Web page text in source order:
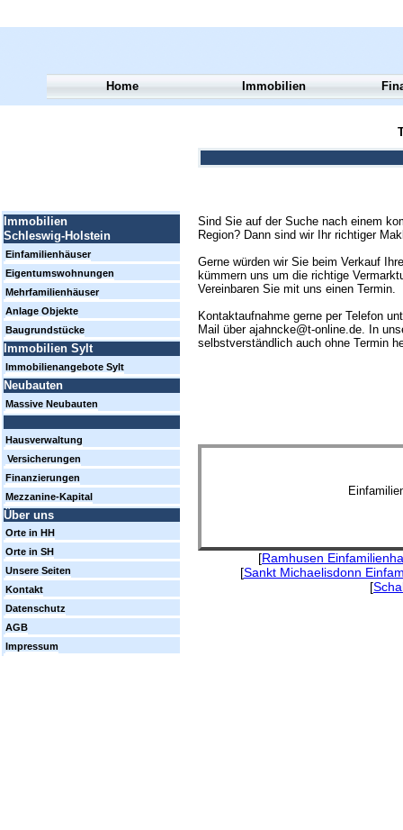
Sind Sie auf der Suche nach einem
Region? Dann sind wir Ihr richtiger
Gerne würden wir Sie beim Verkauf
kümmern uns um die richtige
Vereinbaren Sie mit uns einen Termin.
Kontaktaufnahme gerne per Telefon
Mail über ajahncke@t-online.de. In
selbstverständlich auch ohne Termin
[Ramhusen
[Sankt Michaelisdonn
[
Home Immobilien
Immobilien
Schleswig-Holstein
Einfamilienhäuser
Eigentumswohnungen
Mehrfamilienhäuser
Anlage Objekte
Baugrundstücke
Immobilien Sylt
Immobilienangebote Sylt
Neubauten
Massive Neubauten
Hausverwaltung
Versicherungen
Finanzierungen
Mezzanine-Kapital
Über uns
Orte in HH
Orte in SH
Unsere Seiten
Kontakt
Datenschutz
AGB
Impressum